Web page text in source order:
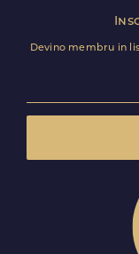
Devino membru in